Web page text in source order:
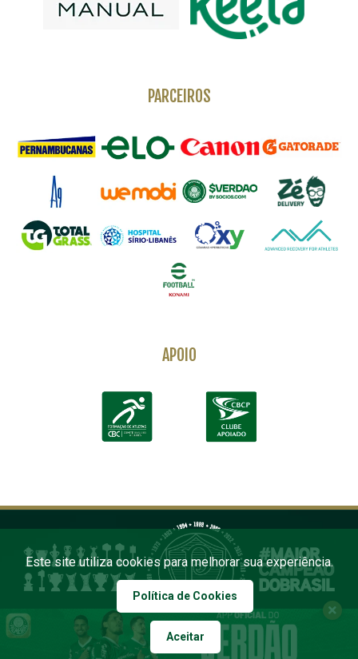
PARCEIROS
APOIO
COPYRIGHT 2026 PALMEIRAS. TODOS OS DIREITOS RESERVADOS
Este site utiliza cookies para melhorar sua experiência.
Política de Cookies
Aceitar